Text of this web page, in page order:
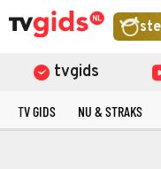
tvgids
TV GIDS NU & STRAKS